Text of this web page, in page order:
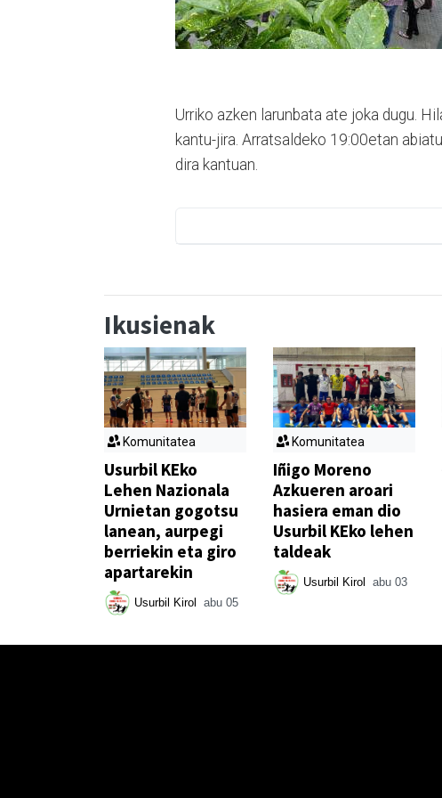
Urriko azken larunbata ate joka dugu.
kantu-jira. Arratsaldeko 19:00etan
dira kantuan.
Ikusienak
Komunitatea
Usurbil KEko
Lehen Nazionala
Urnietan gogotsu
lanean, aurpegi
berriekin eta giro
apartarekin
Usurbil Kirol abu 05
Komunitatea
Iñigo Moreno
Azkueren aroari
hasiera eman dio
Usurbil KEko lehen
taldeak
Usurbil Kirol abu 03